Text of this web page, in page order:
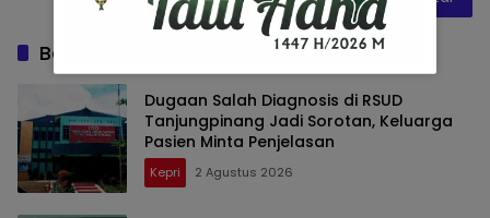
Baca Juga
Dugaan Salah Diagnosis di RSUD
Tanjungpinang Jadi Sorotan, Keluarga
Pasien Minta Penjelasan
Kepri 2 Agustus 2026